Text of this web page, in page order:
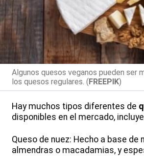
Algunos quesos veganos pueden ser
los quesos regulares. (FREEPIK)
Hay muchos tipos diferentes de
disponibles en el mercado,
Queso de nuez: Hecho a base de
almendras o macadamias, y